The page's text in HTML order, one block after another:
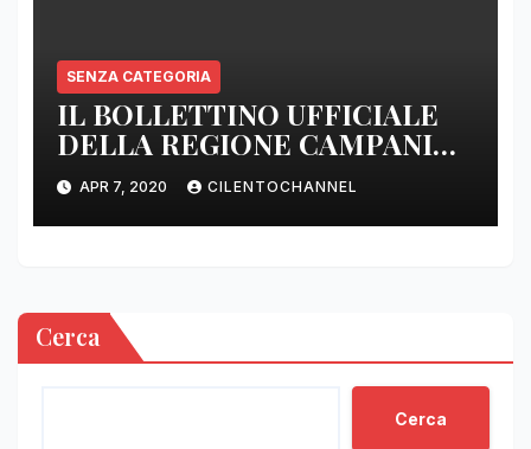
SENZA CATEGORIA
IL BOLLETTINO UFFICIALE
DELLA REGIONE CAMPANIA
DELLE ORE 22.00
APR 7, 2020 CILENTOCHANNEL
Cerca
Cerca